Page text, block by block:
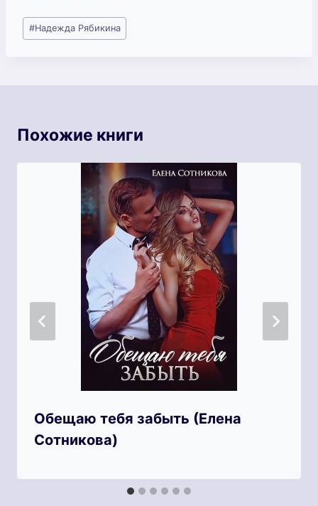
Метки
записи:
#Надежда Рябикина
Похожие книги
Обещаю тебя забыть (Елена
Сотникова)